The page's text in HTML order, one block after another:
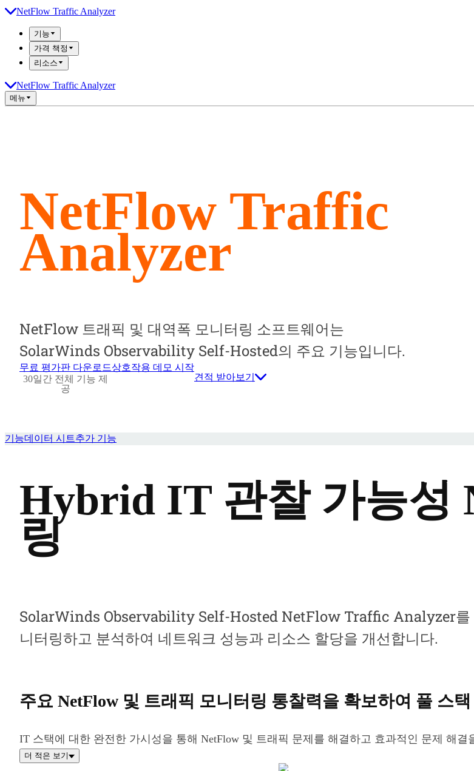
NetFlow Traffic Analyzer
기능
가격 책정
리소스
NetFlow Traffic Analyzer
메뉴
NetFlow Traffic
Analyzer
NetFlow 트래픽 및 대역폭 모니터링 소프트웨어는
SolarWinds Observability Self-Hosted의 주요 기능입니다.
무료 평가판 다운로드
30일간 전체 기능 제
공
상호작용 데모 시작
견적 받아보기
기능데이터 시트추가 기능
Hybrid IT 관찰 가능성
링
SolarWinds Observability Self-Hosted NetFlow Traffic Analyzer를
니터링하고 분석하여 네트워크 성능과 리소스 할당을 개선합니다.
주요 NetFlow 및 트래픽 모니터링 통찰력을 확보하여 풀 스
IT 스택에 대한 완전한 가시성을 통해 NetFlow 및 트래픽 문제를 해결하고 효과적인 문제 해결
더 적은 보기